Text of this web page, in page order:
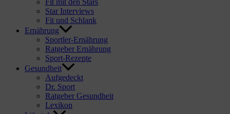
Fit mit den Stars
Star Interviews
Fit und Schlank
Ernährung
Sportler-Ernährung
Ratgeber Ernährung
Sport-Rezepte
Gesundheit
Aufgedeckt
Dr. Sport
Ratgeber Gesundheit
Lexikon